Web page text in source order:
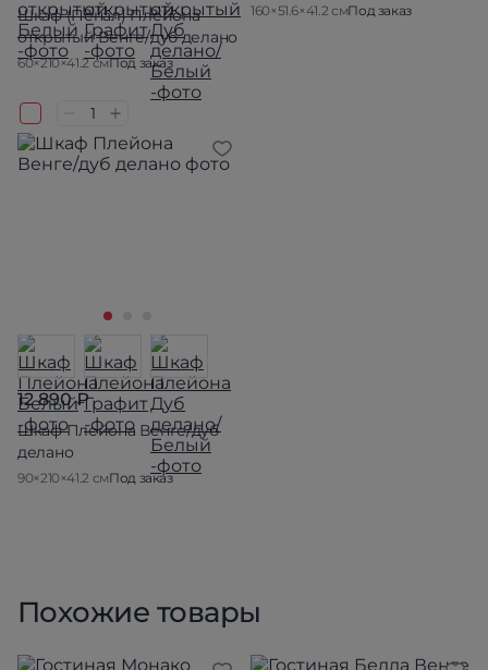
Шкаф (Пенал) Плейона
открытый Венге/дуб делано
60×210×41.2 смПод заказ
160×51.6×41.2 смПод заказ
12 890 ₽
Шкаф Плейона Венге/дуб
делано
90×210×41.2 смПод заказ
Похожие товары